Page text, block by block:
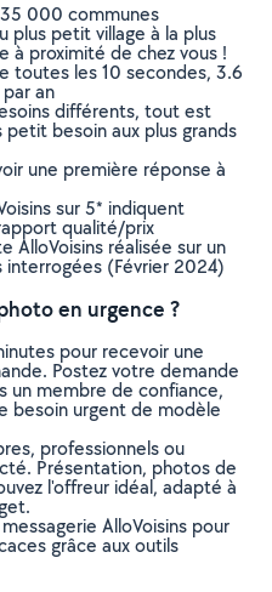
000 communes
plus petit village à la plus
à proximité de chez vous !
toutes les 10 secondes, 3.6
an
différents, tout est
petit besoin aux plus grands
une première réponse à
sur 5* indiquent
qualité/prix
AlloVoisins réalisée sur un
interrogées (Février 2024)
en urgence ?
pour recevoir une
Postez votre demande
un membre de confiance,
besoin urgent de modèle
professionnels ou
Présentation, photos de
l'offreur idéal, adapté à
AlloVoisins pour
grâce aux outils